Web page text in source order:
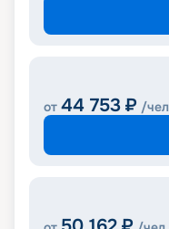
от 44 753 ₽ /чел